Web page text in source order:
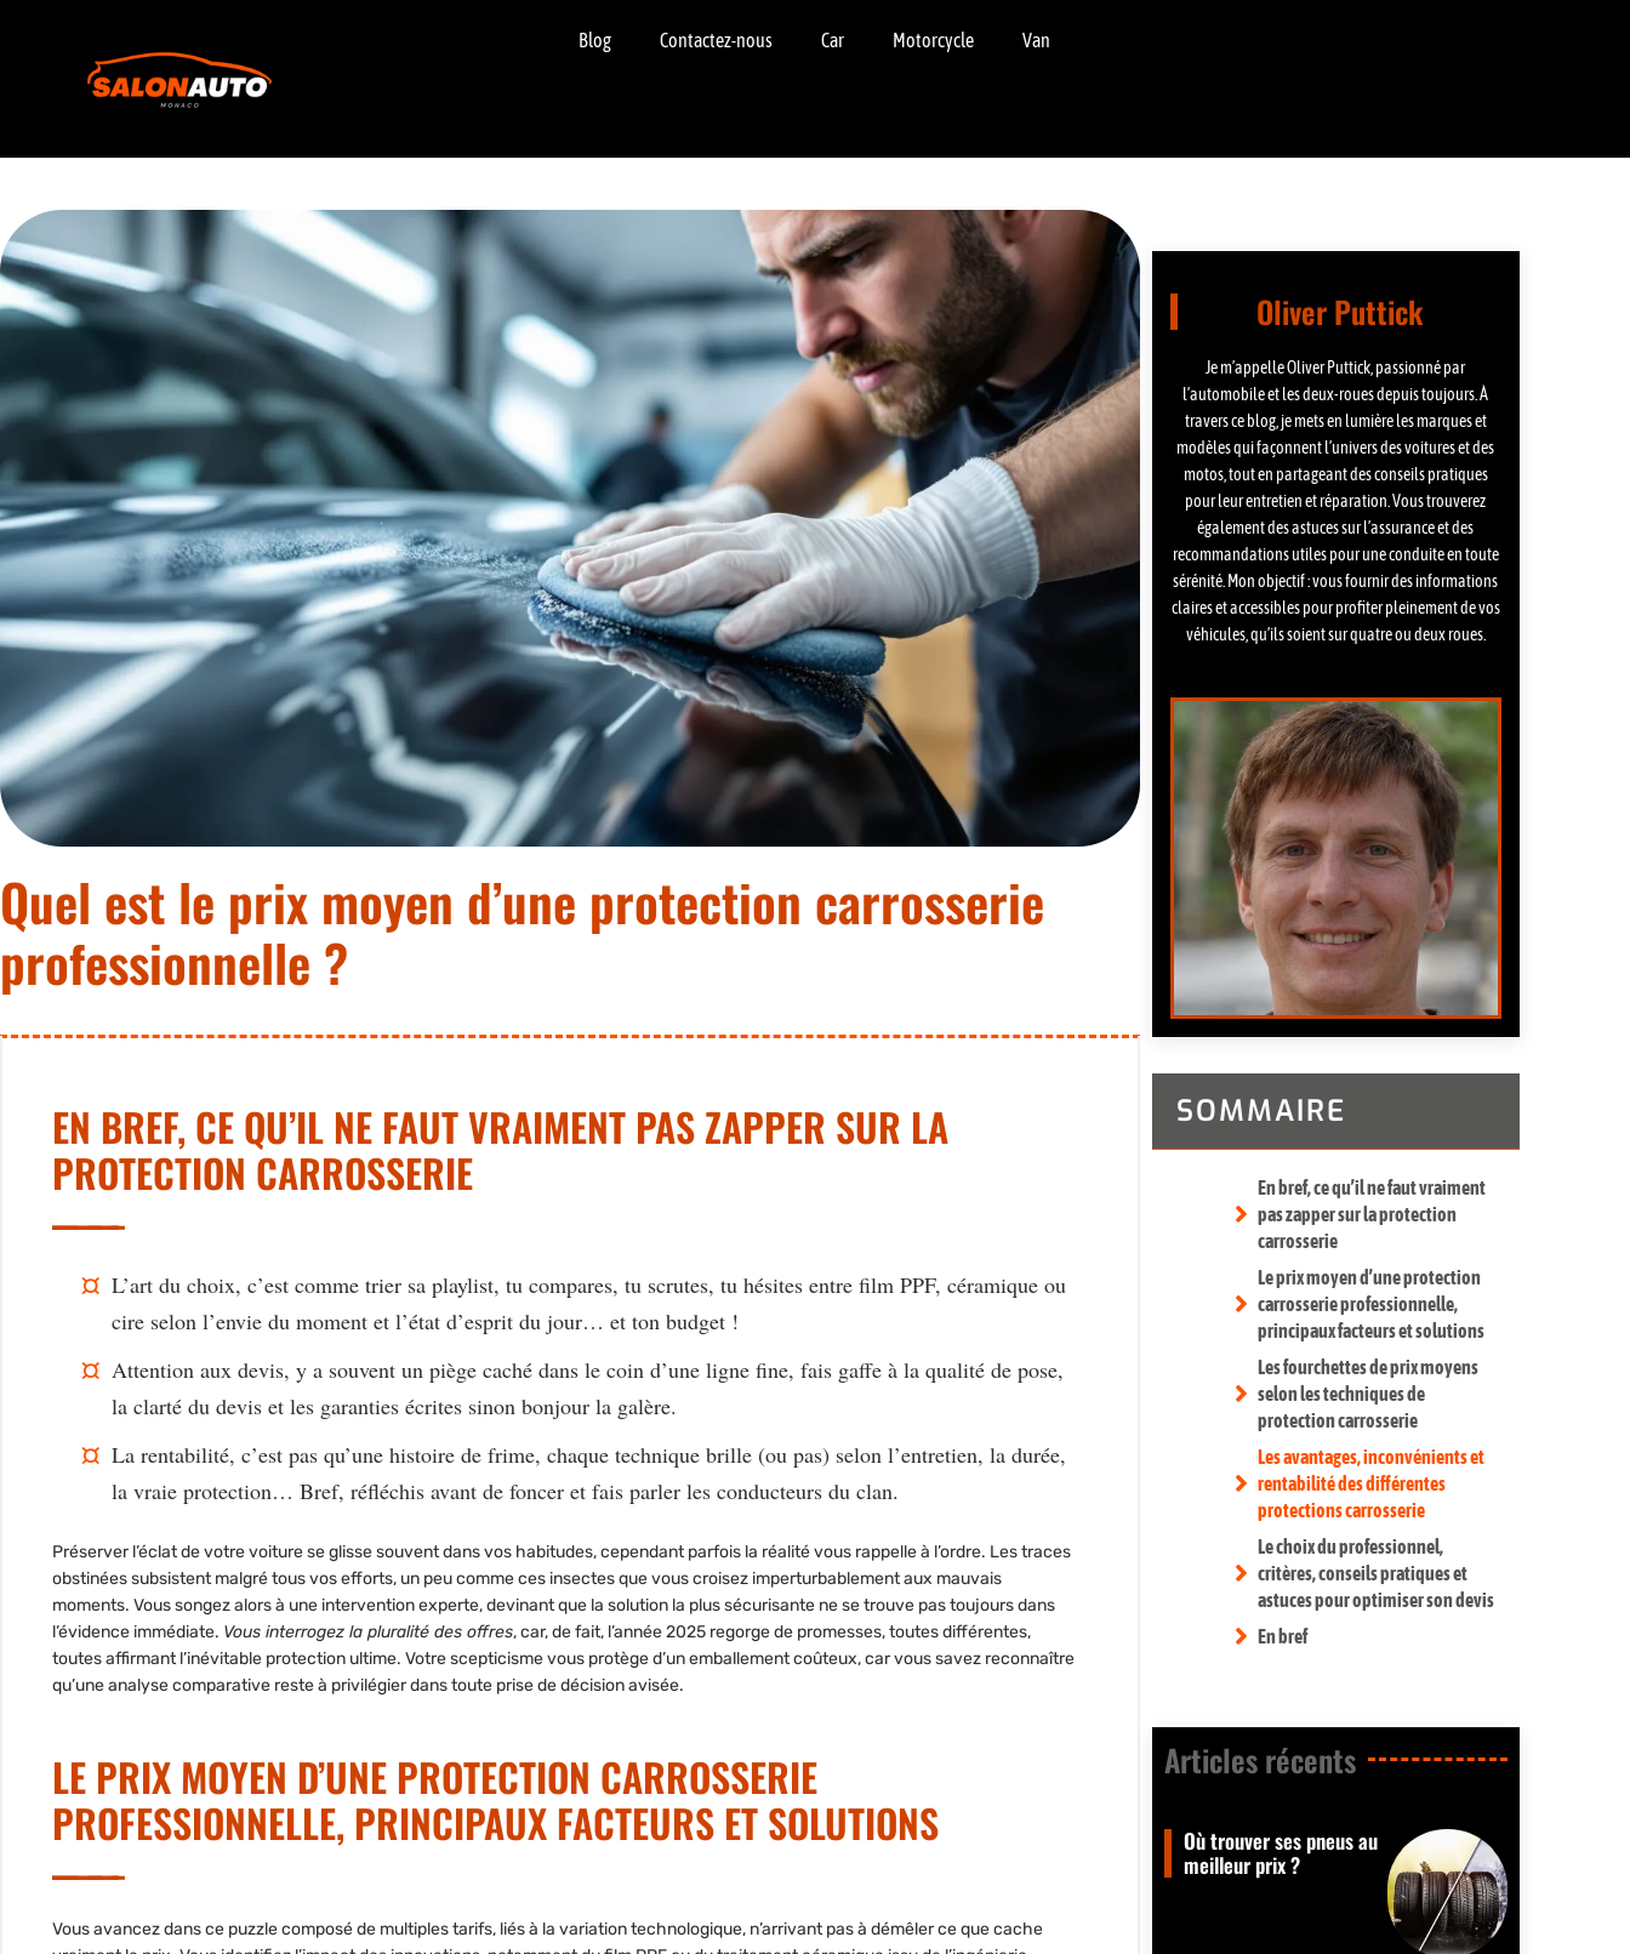
Blog Contactez-nous Car Motorcycle Van
Quel est le prix moyen d’une protection carrosserie
professionnelle ?
EN BREF, CE QU’IL NE FAUT VRAIMENT PAS ZAPPER SUR LA
PROTECTION CARROSSERIE
L’art du choix, c’est comme trier sa playlist, tu compares, tu scrutes, tu hésites entre film PPF, céramique ou
cire selon l’envie du moment et l’état d’esprit du jour… et ton budget !
Attention aux devis, y a souvent un piège caché dans le coin d’une ligne fine, fais gaffe à la qualité de pose,
la clarté du devis et les garanties écrites sinon bonjour la galère.
La rentabilité, c’est pas qu’une histoire de frime, chaque technique brille (ou pas) selon l’entretien, la durée,
la vraie protection… Bref, réfléchis avant de foncer et fais parler les conducteurs du clan.
Préserver l’éclat de votre voiture se glisse souvent dans vos habitudes, cependant parfois la réalité vous rappelle à l’ordre. Les traces
obstinées subsistent malgré tous vos efforts, un peu comme ces insectes que vous croisez imperturbablement aux mauvais
moments. Vous songez alors à une intervention experte, devinant que la solution la plus sécurisante ne se trouve pas toujours dans
l’évidence immédiate. Vous interrogez la pluralité des offres, car, de fait, l’année 2025 regorge de promesses, toutes différentes,
toutes affirmant l’inévitable protection ultime. Votre scepticisme vous protège d’un emballement coûteux, car vous savez reconnaître
qu’une analyse comparative reste à privilégier dans toute prise de décision avisée.
LE PRIX MOYEN D’UNE PROTECTION CARROSSERIE
PROFESSIONNELLE, PRINCIPAUX FACTEURS ET SOLUTIONS
Vous avancez dans ce puzzle composé de multiples tarifs, liés à la variation technologique, n’arrivant pas à démêler ce que cache
Oliver Puttick
Je m’appelle Oliver Puttick, passionné par
l’automobile et les deux-roues depuis toujours. À
travers ce blog, je mets en lumière les marques et
modèles qui façonnent l’univers des voitures et des
motos, tout en partageant des conseils pratiques
pour leur entretien et réparation. Vous trouverez
également des astuces sur l’assurance et des
recommandations utiles pour une conduite en toute
sérénité. Mon objectif : vous fournir des informations
claires et accessibles pour profiter pleinement de vos
véhicules, qu’ils soient sur quatre ou deux roues.
SOMMAIRE
En bref, ce qu’il ne faut vraiment
pas zapper sur la protection
carrosserie
Le prix moyen d’une protection
carrosserie professionnelle,
principaux facteurs et solutions
Les fourchettes de prix moyens
selon les techniques de
protection carrosserie
Les avantages, inconvénients et
rentabilité des différentes
protections carrosserie
Le choix du professionnel,
critères, conseils pratiques et
astuces pour optimiser son devis
En bref
Articles récents​
Où trouver ses pneus au
meilleur prix ?